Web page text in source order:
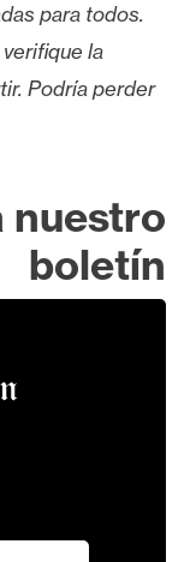
para todos.
la
Podría perder
nuestro
boletín